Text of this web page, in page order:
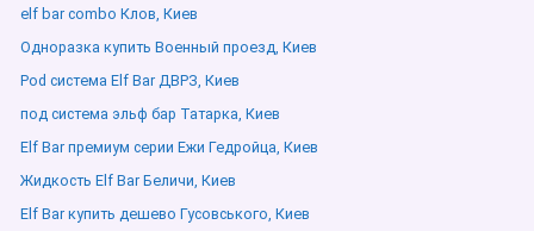
elf bar combo Клов, Киев
Одноразка купить Военный проезд, Киев
Pod система Elf Bar ДВРЗ, Киев
под система эльф бар Татарка, Киев
Elf Bar премиум серии Ежи Гедройца, Киев
Жидкость Elf Bar Беличи, Киев
Elf Bar купить дешево Гусовського, Киев